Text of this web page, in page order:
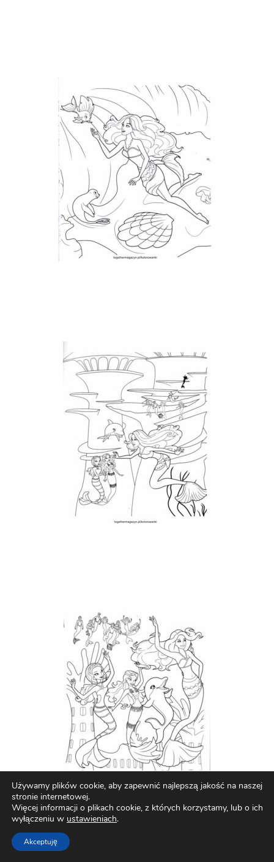
Używamy plików cookie, aby zapewnić najlepszą jakość na naszej
stronie internetowej.
Więcej informacji o plikach cookie, z których korzystamy, lub o ich
wyłączeniu w ustawieniach.
Akceptuję